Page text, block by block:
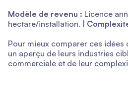
Modèle de revenu : Licence
hectare/installation. |
Pour mieux comparer ces idées
un aperçu de leurs industries
commerciale et de leur